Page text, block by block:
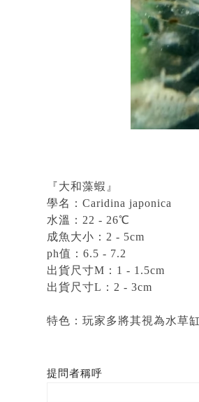
『大和藻蝦』
學名：Caridina japonica
水溫：22 - 26℃
成魚大小：2 - 5cm
ph值：6.5 - 7.2
出貨尺寸M：1 - 1.5cm
出貨尺寸L：2 - 3cm
特色：玩家多將其視為水草
提問者稱呼